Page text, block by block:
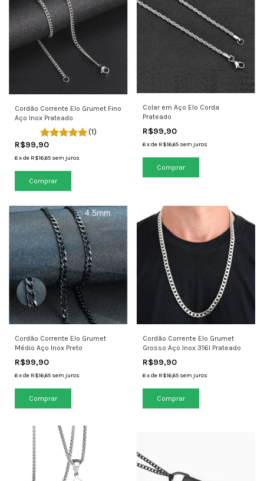
Cordão Corrente Elo Grumet Fino
Aço Inox Prateado
(1)
R$99,90
6xde R$16,65 sem juros
Comprar
Colar em Aço Elo Corda
Prateado
R$99,90
6 xde R$16,65 sem juros
Comprar
Cordão Corrente Elo Grumet
Médio Aço Inox Preto
R$99,90
6xde R$16,65 sem juros
Cordão Corrente Elo Grumet
Grosso Aço Inox 316l Prateado
R$99,90
6 xde R$16,65 sem juros